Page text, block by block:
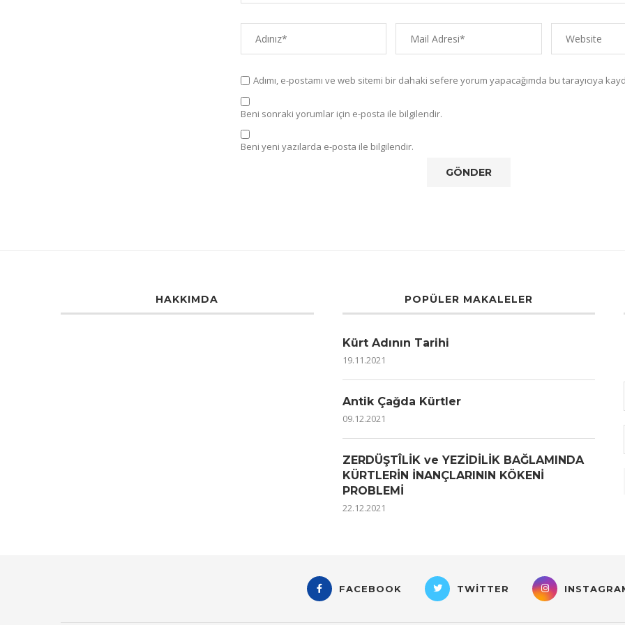
Adımı, e-postamı ve web sitemi bir dahaki sefere yorum yapacağımda bu tarayıcıya
Beni sonraki yorumlar için e-posta ile bilgilendir.
Beni yeni yazılarda e-posta ile bilgilendir.
HAKKIMDA POPÜLER MAKALELER
Kürt Adının Tarihi
19.11.2021
Antik Çağda Kürtler
09.12.2021
ZERDÜŞTÎLİK ve YEZİDİLİK BAĞLAMINDA
KÜRTLERİN İNANÇLARININ KÖKENİ
PROBLEMİ
22.12.2021
FACEBOOK TWITTER